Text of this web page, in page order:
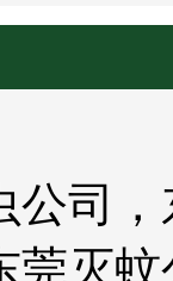
公司
莞灭